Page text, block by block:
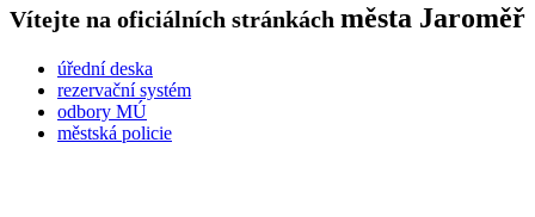
Vítejte na oficiálních stránkách města Jaroměř
úřední deska
rezervační systém
odbory MÚ
městská policie